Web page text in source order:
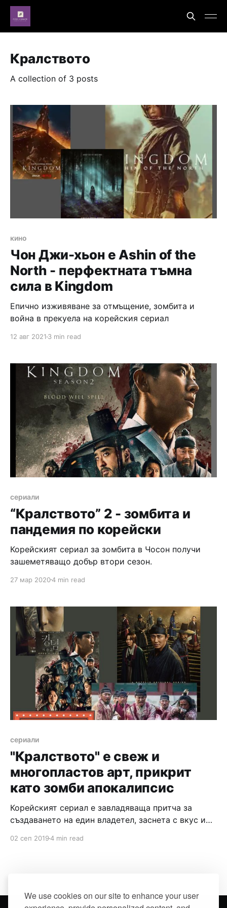
We use cookies on our site to enhance your user
Кралството
A collection of 3 posts
кино
Чон Джи-хьон е Ashin of the
North - перфектната тъмна
сила в Kingdom
Епично изживяване за отмъщение, зомбита и
война в прекуела на корейския сериал
12 авг 2021 3 min read
сериали
“Кралството” 2 - зомбита и
пандемия по корейски
Корейският сериал за зомбита в Чосон получи
зашеметяващо добър втори сезон.
27 мар 20204 min read
сериали
"Кралството" е свеж и
многопластов арт, прикрит
като зомби апокалипсис
Корейският сериал е завладяваща притча за
създаването на един владетел, заснета с вкус и
02 сеп 20194 min read